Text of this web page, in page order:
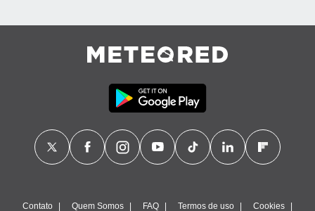
Contato Quem Somos FAQ Termos de uso Cookies